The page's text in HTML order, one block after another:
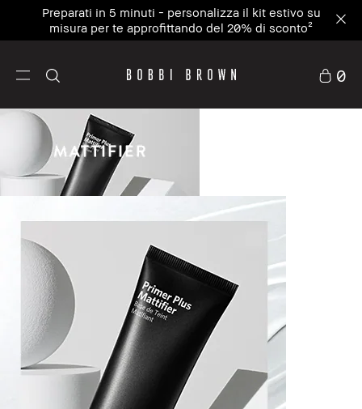
Preparati in 5 minuti - personalizza il kit estivo su
misura per te approfittando del 20% di sconto²
0